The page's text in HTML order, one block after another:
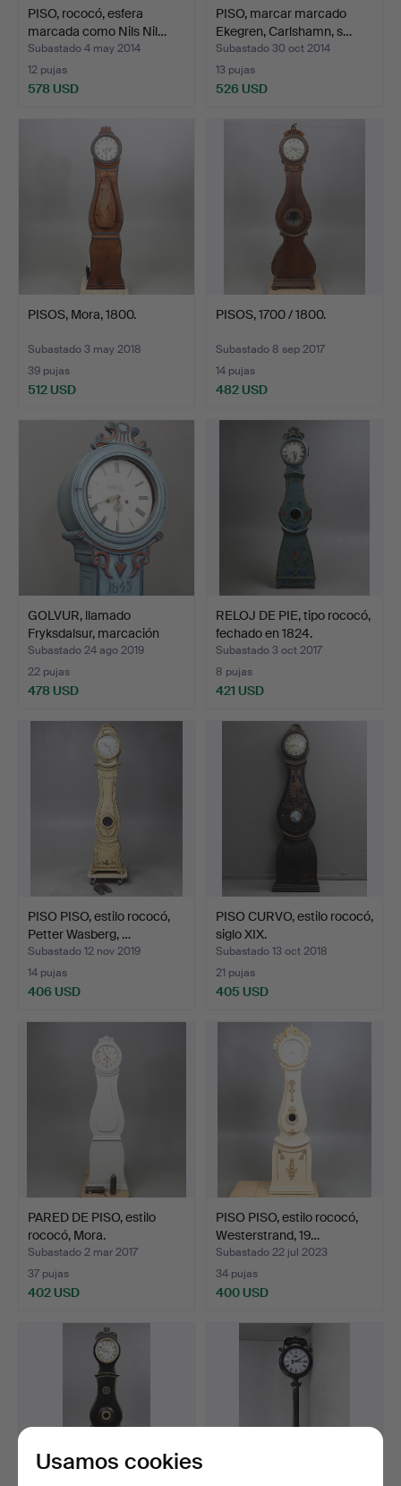
PISO, rococó, esfera
marcada como Nils Nil…
Subastado 4 may 2014
12 pujas
578 USD
PISO, marcar marcado
Ekegren, Carlshamn, s…
Subastado 30 oct 2014
13 pujas
526 USD
PISOS, Mora, 1800.
Subastado 3 may 2018
39 pujas
512 USD
PISOS, 1700 / 1800.
Subastado 8 sep 2017
14 pujas
482 USD
GOLVUR, llamado
Fryksdalsur, marcación
O.O…
Subastado 24 ago 2019
22 pujas
478 USD
RELOJ DE PIE, tipo rococó,
fechado en 1824.
Subastado 3 oct 2017
8 pujas
421 USD
PISO PISO, estilo rococó,
Petter Wasberg, …
Subastado 12 nov 2019
14 pujas
406 USD
PISO CURVO, estilo rococó,
siglo XIX.
Subastado 13 oct 2018
21 pujas
405 USD
PARED DE PISO, estilo
rococó, Mora.
Subastado 2 mar 2017
37 pujas
402 USD
PISO PISO, estilo rococó,
Westerstrand, 19…
Subastado 22 jul 2023
34 pujas
400 USD
Usamos cookies